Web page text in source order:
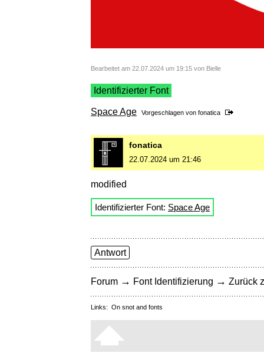
Bearbeitet am 22.07.2024 um 19:15 von Bielle
Identifizierter Font
Space Age Vorgeschlagen von fonatica
fonatica
22.07.2024 um 21:46
modified
Identifizierter Font: Space Age
Antwort
Forum → Font Identifizierung → Zurück
Links: On snot and fonts